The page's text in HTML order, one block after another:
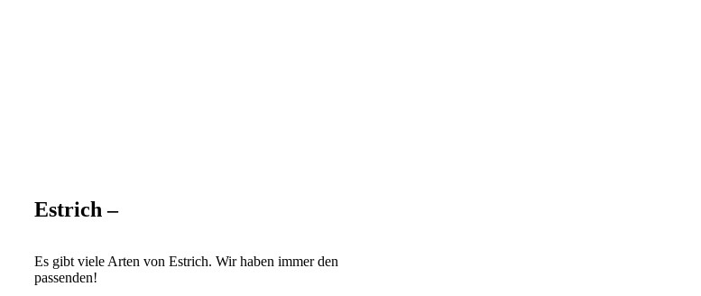
Estrich –
Es gibt viele Arten von Estrich. Wir haben immer den
passenden!